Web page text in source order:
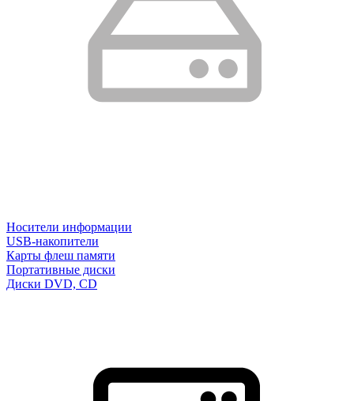
Носители информации
USB-накопители
Карты флеш памяти
Портативные диски
Диски DVD, CD